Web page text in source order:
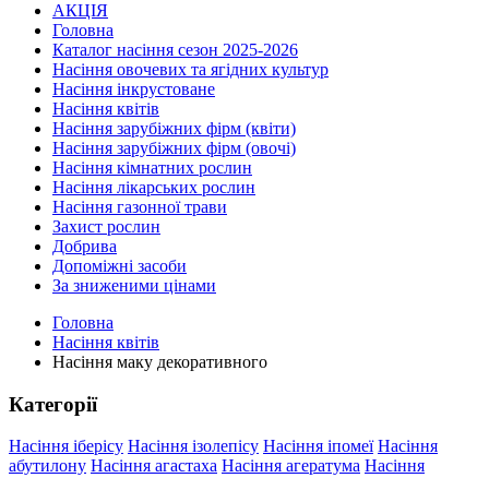
АКЦІЯ
Головна
Каталог насіння сезон 2025-2026
Насіння овочевих та ягідних культур
Насіння інкрустоване
Насіння квітів
Насіння зарубіжних фірм (квіти)
Насіння зарубіжних фірм (овочі)
Насіння кімнатних рослин
Насіння лікарських рослин
Насіння газонної трави
Захист рослин
Добрива
Допоміжні засоби
За зниженими цінами
Головна
Насіння квітів
Насіння маку декоративного
Категорії
Насіння іберісу Насіння ізолепісу Насіння іпомеї Насіння
абутилону Насіння агастаха Насіння агератума Насіння